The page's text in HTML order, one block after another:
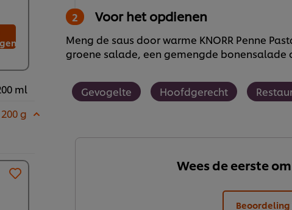
ml
200 g
Voor het opdienen
Meng de saus door warme KNORR Penne
groene salade, een gemengde
Gevogelte Hoofdgerecht
Wees de eerste